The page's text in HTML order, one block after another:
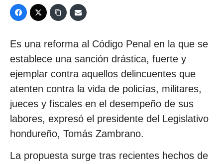
Es una reforma al Código Penal en la que se
establece una sanción drástica, fuerte y
ejemplar contra aquellos delincuentes que
atenten contra la vida de policías, militares,
jueces y fiscales en el desempeño de sus
labores, expresó el presidente del Legislativo
hondureño, Tomás Zambrano.
La propuesta surge tras recientes hechos de